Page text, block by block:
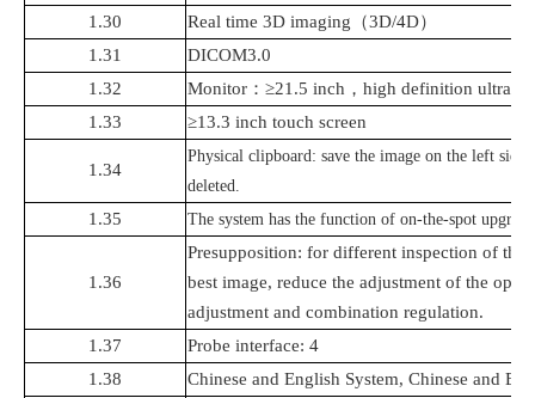
1.30
Real time 3D imaging （3D/4D）
1.31
DICOM3.0
1.32
Monitor ： ≥21.5 inch ， high definition
1.33
≥13.3 inch touch screen
1.34
Physical clipboard: save the image on the left
deleted.
1.35 The system has the function of on-the-spot upgrade
1.36
Presupposition: for different inspection of the
best image, reduce the adjustment of the
adjustment and combination regulation.
1.37
Probe interface: 4
1.38
Chinese and English System, Chinese and